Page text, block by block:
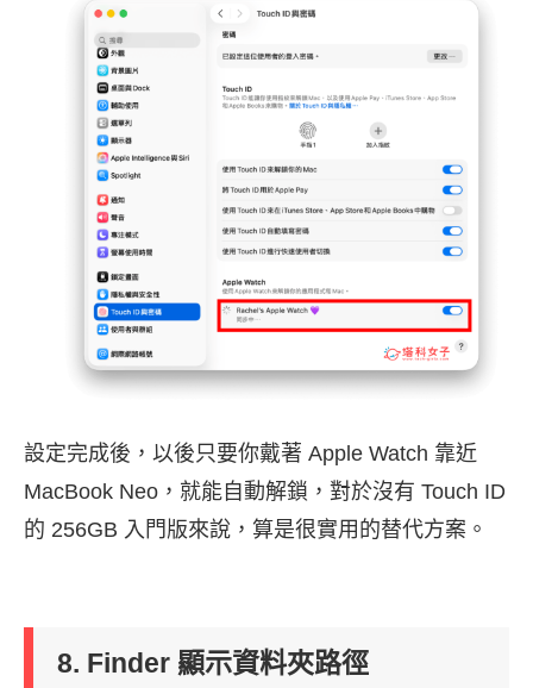
設定完成後，以後只要你戴著 Apple Watch 靠近
MacBook Neo，就能自動解鎖，對於沒有 Touch ID
的 256GB 入門版來說，算是很實用的替代方案。
8. Finder 顯示資料夾路徑